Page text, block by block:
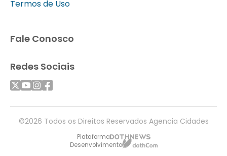
Termos de Uso
Fale Conosco
Redes Sociais
©2026 Todos os Direitos Reservados Agencia Cidades
Plataforma
Desenvolvimento